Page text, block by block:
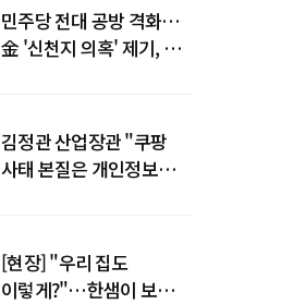
민주당 전대 공방 격화…
金 '신천지 의혹' 제기, 鄭
김정관 산업장관 "쿠팡
사태 본질은 개인정보
[현장] "우리 집도
이렇게?"…한샘이 보여준